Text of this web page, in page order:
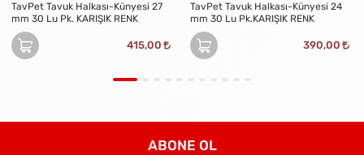
TavPet Tavuk Halkası-Künyesi 27
mm 30 Lu Pk. KARIŞIK RENK
415,00
TavPet Tavuk Halkası-Künyesi 24
mm 30 Lu Pk.KARIŞIK RENK
390,00
ABONE OL